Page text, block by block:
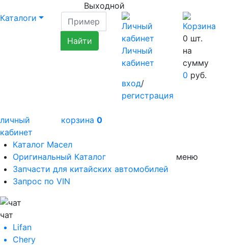
Выходной
Каталоги
Личный
кабинет
вход/
регистрация
0 шт.
на
сумму
0 руб.
личный
кабинет
корзина 0
Каталог Масел
Оригинальный Каталог
Запчасти для китайских автомобилей
Запрос по VIN
меню
чат
Lifan
Chery